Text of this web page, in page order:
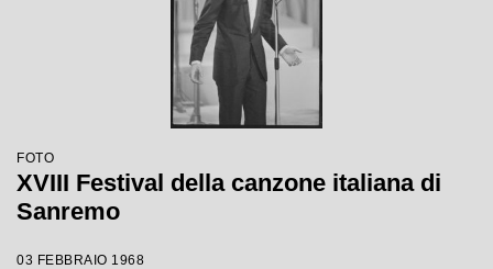
FOTO
XVIII Festival della canzone italiana di
Sanremo
03 FEBBRAIO 1968